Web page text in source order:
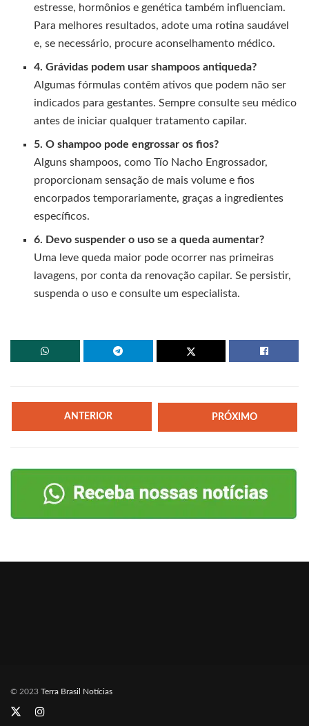
estresse, hormônios e genética também influenciam.
Para melhores resultados, adote uma rotina saudável
e, se necessário, procure aconselhamento médico.
4. Grávidas podem usar shampoos antiqueda?
Algumas fórmulas contêm ativos que podem não ser
indicados para gestantes. Sempre consulte seu médico
antes de iniciar qualquer tratamento capilar.
5. O shampoo pode engrossar os fios?
Alguns shampoos, como Tío Nacho Engrossador,
proporcionam sensação de mais volume e fios
encorpados temporariamente, graças a ingredientes
específicos.
6. Devo suspender o uso se a queda aumentar?
Uma leve queda maior pode ocorrer nas primeiras
lavagens, por conta da renovação capilar. Se persistir,
suspenda o uso e consulte um especialista.
ANTERIOR PRÓXIMO
© 2023 Terra Brasil Notícias